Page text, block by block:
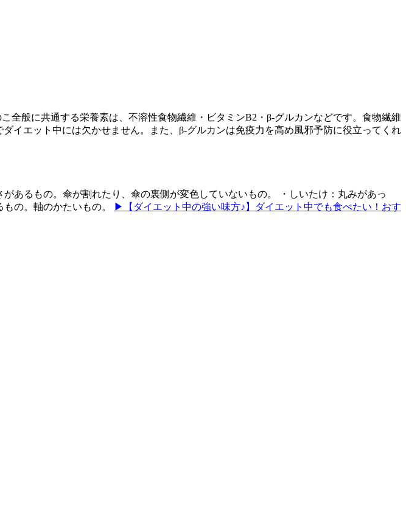
全般に共通する栄養素は、不溶性食物繊維・ビタミンB2・β-グルカンなどです。食物繊維
イエット中には欠かせません。また、β-グルカンは免疫力を高め風邪予防に役立ってくれ
あるもの。傘が割れたり、傘の裏側が変色していないもの。 ・しいたけ：丸みがあっ
の。軸のかたいもの。
▶【ダイエット中の強い味方♪】ダイエット中でも食べたい！おす